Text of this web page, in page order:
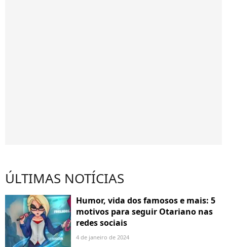
ÚLTIMAS NOTÍCIAS
Humor, vida dos famosos e mais: 5
motivos para seguir Otariano nas
redes sociais
4 de janeiro de 2024